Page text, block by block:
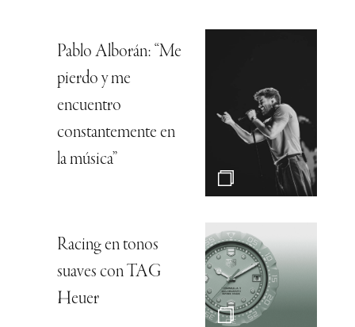
Pablo Alborán: “Me
pierdo y me
encuentro
constantemente en
la música”
Racing en tonos
suaves con TAG
Heuer